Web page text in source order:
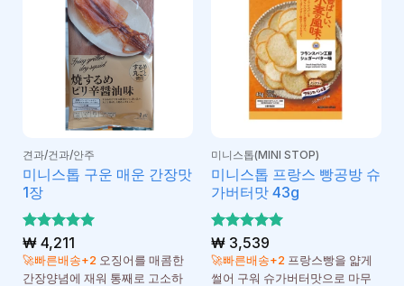
견과/건과/안주
미니스톱 구운 매운 간장맛
1장
5 중에서
5로 평가
됨
₩4,211
🚀빠른배송+2 오징어를 매콤한
간장양념에 재워 통째로 고소하
미니스톱(MINI STOP)
미니스톱 프랑스 빵공방 슈
가버터맛 43g
5 중에서
5로 평가
됨
₩3,539
🚀빠른배송+2 프랑스빵을 얇게
썰어 구워 슈가버터맛으로 마무